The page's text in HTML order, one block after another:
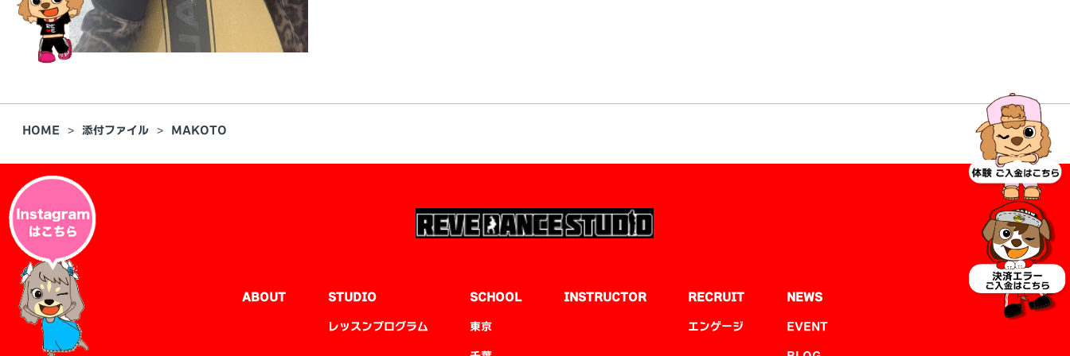
HOME 添付ファイル MAKOTO
ABOUT STUDIO
レッスンプログラム
SCHOOL
東京
INSTRUCTOR RECRUIT
エンゲージ
NEWS
EVENT